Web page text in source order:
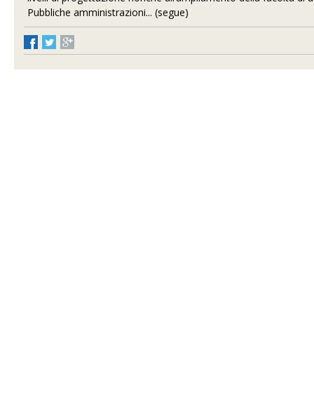
Pubbliche amministrazioni... (segue)